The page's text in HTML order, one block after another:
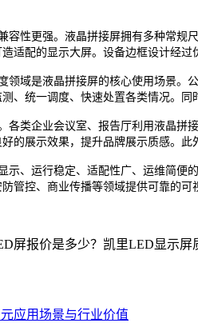
容性更强。液晶拼接屏拥有多种常规
适配的显示大屏。设备边框设计经
领域是液晶拼接屏的核心使用场景。
、统一调度、快速处置各类情况。
各类企业会议室、报告厅利用液晶拼
的展示效果，提升品牌展示质感。
示、运行稳定、适配性广、运维简便
管控、商业传播等领域提供可靠的可
屏报价是多少？凯里LED显示
应用场景与行业价值